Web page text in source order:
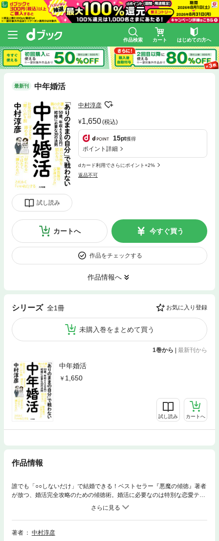
作品検索 カート はじめての方へ
最新刊 中年婚活
試し読み
中村淳彦
1,650(税込)
15pt獲得
ポイント詳細
dカード利用でさらにポイント+2%
返品不可
カートへ 今すぐ買う
作品をチェックする
作品情報へ
シリーズ 全1冊 お気に入り登録
未購入巻をまとめて買う
1巻から | 最新刊から
中年婚活
1,650
試し読み カートへ
作品情報
誰でも「○○しないだけ」で結婚できる！ベストセラー『悪魔の傾徳』著者
が放つ、婚活完全攻略のための傾徳術。婚活に必要なのは特別な恋愛テク
ニックではありません。本書がお伝えするのは、誰でも簡単に実践でき
る、婚活に対する意識の変え方です。「自分に釣り合った女性を探す」
「好かれる」ではなく「嫌われない」「相手の立場に立って考え、行動す
る」熾烈な婚活競争は「ありのままの自分」では勝ち抜けません。あらゆ
著者
中村淳彦